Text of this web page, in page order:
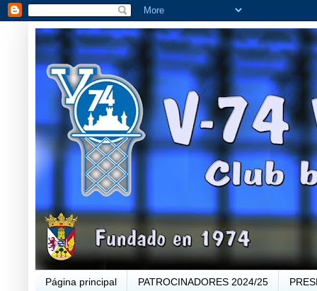
Página principal PATROCINADORES 2024/25